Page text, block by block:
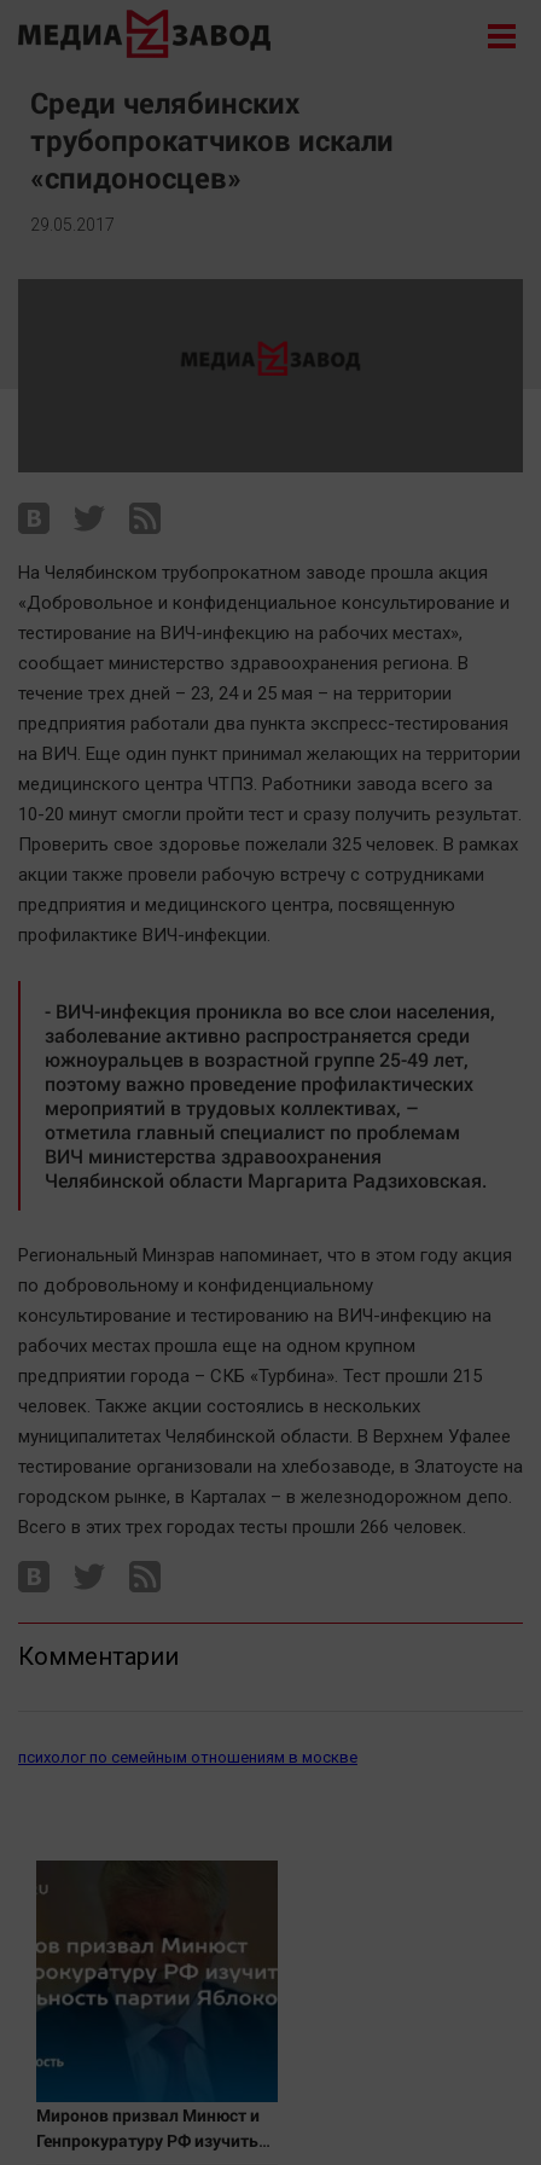
Новости
Экономика
Происшествия
Общество
Архив
Наша победа
Общество
Политика
Экономика
Происшествия
Здоровье
Культура
Курилка
Мнения
Спорт
Hедвижимость
Образование
Автомобили
XX век: криминальные уроки
Банки
Медиаграмотность
Медицина
Новости компаний
Прогулки по городу Ч
Спецпроект
Другие рубрики
Bookworms
English version
Гороскоп
ЖКХ
Интервью
Народная журналистика
Среди челябинских
трубопрокатчиков искали
«спидоносцев»
29.05.2017
На Челябинском трубопрокатном заводе прошла акция
«Добровольное и конфиденциальное консультирование и
тестирование на ВИЧ-инфекцию на рабочих местах»,
сообщает министерство здравоохранения региона. В
течение трех дней – 23, 24 и 25 мая – на территории
предприятия работали два пункта экспресс-тестирования
на ВИЧ. Еще один пункт принимал желающих на территории
медицинского центра ЧТПЗ. Работники завода всего за
10-20 минут смогли пройти тест и сразу получить результат.
Проверить свое здоровье пожелали 325 человек. В рамках
акции также провели рабочую встречу с сотрудниками
предприятия и медицинского центра, посвященную
профилактике ВИЧ-инфекции.
- ВИЧ-инфекция проникла во все слои населения,
заболевание активно распространяется среди
южноуральцев в возрастной группе 25-49 лет,
поэтому важно проведение профилактических
мероприятий в трудовых коллективах, –
отметила главный специалист по проблемам
ВИЧ министерства здравоохранения
Челябинской области Маргарита Радзиховская.
Региональный Минзрав напоминает, что в этом году акция
по добровольному и конфиденциальному
консультирование и тестированию на ВИЧ-инфекцию на
рабочих местах прошла еще на одном крупном
предприятии города – СКБ «Турбина». Тест прошли 215
человек. Также акции состоялись в нескольких
муниципалитетах Челябинской области. В Верхнем Уфалее
тестирование организовали на хлебозаводе, в Златоусте на
городском рынке, в Карталах – в железнодорожном депо.
Всего в этих трех городах тесты прошли 266 человек.
Комментарии
психолог по семейным отношениям в москве
Миронов призвал Минюст и
Генпрокуратуру РФ изучить